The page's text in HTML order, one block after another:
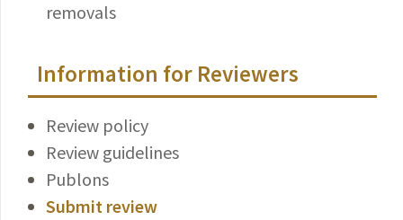
removals
Information for Reviewers
Review policy
Review guidelines
Publons
Submit review